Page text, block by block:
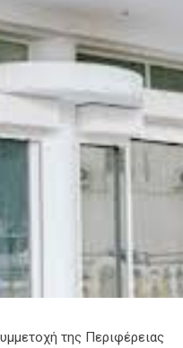
της Περιφέρειας